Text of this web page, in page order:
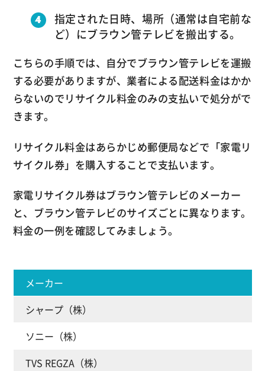
指定された日時、場所（通常は自宅前な
ど）にブラウン管テレビを搬出する。
こちらの手順では、自分でブラウン管テレビを運搬
する必要がありますが、業者による配送料金はかか
らないのでリサイクル料金のみの支払いで処分がで
きます。
リサイクル料金はあらかじめ郵便局などで「家電リ
サイクル券」を購入することで支払います。
家電リサイクル券はブラウン管テレビのメーカー
と、ブラウン管テレビのサイズごとに異なります。
料金の一例を確認してみましょう。
メーカー
シャープ（株）
ソニー（株）
TVS REGZA（株）